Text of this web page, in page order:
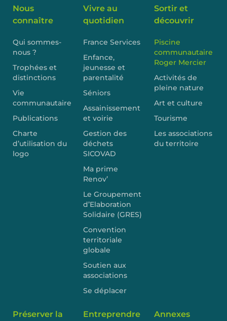
Nous
connaître
Qui sommes-
nous ?
Trophées et
distinctions
Vie
communautaire
Publications
Charte
d’utilisation du
logo
Vivre au
quotidien
France Services
Enfance,
jeunesse et
parentalité
Séniors
Assainissement
et voirie
Gestion des
déchets
SICOVAD
Ma prime
Renov’
Le Groupement
d’Elaboration
Solidaire (GRES)
Convention
territoriale
globale
Soutien aux
associations
Se déplacer
Sortir et
découvrir
Piscine
communautaire
Roger Mercier
Activités de
pleine nature
Art et culture
Tourisme
Les associations
du territoire
Préserver la
Entreprendre
Annexes